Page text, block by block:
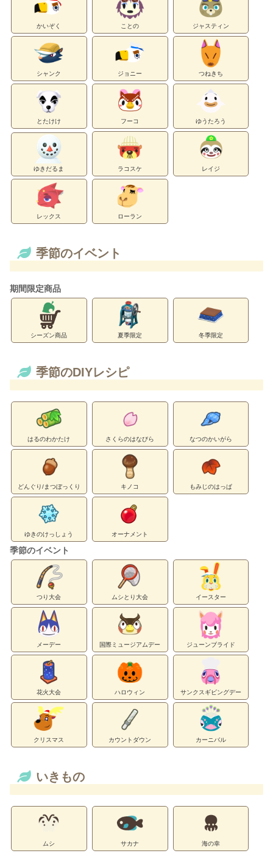
かいぞく ことの ジャスティン
シャンク ジョニー つねきち
とたけけ フーコ ゆうたろう
ゆきだるま ラコスケ レイジ
レックス ローラン
季節のイベント
期間限定商品
シーズン商品 夏季限定 冬季限定
季節のDIYレシピ
はるのわかたけ さくらのはなびら なつのかいがら
どんぐり/まつぼっくり キノコ もみじのはっぱ
ゆきのけっしょう オーナメント
季節のイベント
つり大会 ムシとり大会 イースター
メーデー 国際ミュージアムデー ジューンブライド
花火大会 ハロウィン サンクスギビングデー
クリスマス カウントダウン カーニバル
いきもの
ムシ サカナ 海の幸